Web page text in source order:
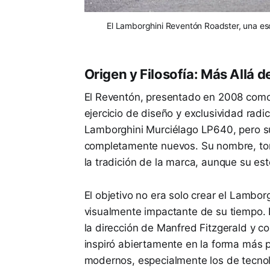
El Lamborghini Reventón Roadster, una
Origen y Filosofía: Más Allá
El Reventón, presentado en 2008
ejercicio de diseño y exclusividad
Lamborghini Murciélago LP640, pero
completamente nuevos. Su nombre,
la tradición de la marca, aunque su
El objetivo no era solo crear el
visualmente impactante de su
la dirección de Manfred Fitzgerald y
inspiró abiertamente en la forma más
modernos, especialmente los de